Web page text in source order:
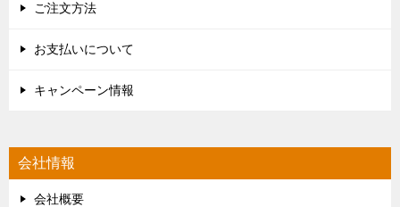
ご注文方法
お支払いについて
キャンペーン情報
会社情報
会社概要